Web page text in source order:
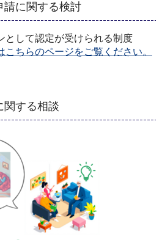
請に関する検討
として認定が受けられる制度
ちらのページをご覧ください。
関する相談